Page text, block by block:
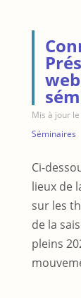
Mis à jour
Séminaires
Ci-
lieux de
sur les
de la
pleins